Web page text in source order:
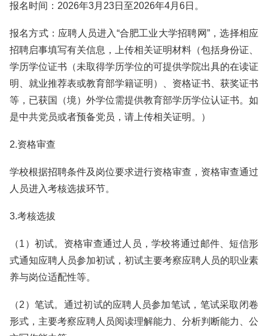
报名时间：2026年3月23日至2026年4月6日。
报名方式：应聘人员进入“合肥工业大学招聘网”，选择相应
招聘启事填写有关信息，上传相关证明材料（包括身份证、
学历学位证书（未取得学历学位的可提供学院出具的在读证
明、就业推荐表或教育部学籍证明）、资格证书、获奖证书
等，已获国（境）外学位需提供教育部学历学位认证书。如
是中共党员或者预备党员，请上传相关证明。）
2.资格审查
学校根据招聘条件及岗位要求进行资格审查，资格审查通过
人员进入考核选拔环节。
3.考核选拔
（1）初试。资格审查通过人员，学校将通过邮件、短信形
式通知应聘人员参加初试，初试主要考察应聘人员的职业素
养与岗位适配性等。
（2）笔试。通过初试的应聘人员参加笔试，笔试采取闭卷
形式，主要考察应聘人员阅读理解能力、分析判断能力、公